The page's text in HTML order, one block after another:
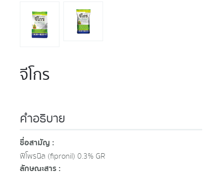
จีโกร
คำอธิบาย
ชื่อสามัญ :
ฟิโพรนิล (fipronil) 0.3% GR
ลักษณะสาร :